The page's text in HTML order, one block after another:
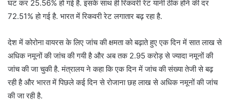
घट कर 25.56% हो गई है. इसके साथ ही रिकवरी रेट यानी ठीक होने की दर
72.51% हो गई है. भारत में रिकवरी रेट लगातार बढ़ रहा है.
देश में कोरोना वायरस के लिए जांच की क्षमता को बढ़ाते हुए एक दिन में सात लाख से
अधिक नमूनों की जांच की गयी है और अब तक 2.95 करोड़ से ज्यादा नमूनों की
जांच की जा चुकी है. मंत्रालय ने कहा कि एक दिन में जांच की संख्या तेजी से बढ़
रही है और भारत में पिछले कई दिन से रोजाना छह लाख से अधिक नमूनों की जांच
की जा रही है.